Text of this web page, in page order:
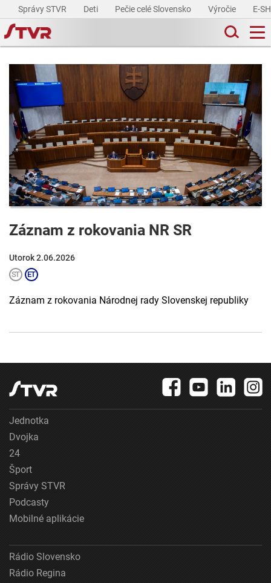
Správy STVR Deti Pečie celé Slovensko Výročie E-
Záznam z rokovania NR SR
Utorok 2.06.2026
Záznam z rokovania Národnej rady Slovenskej republiky
Jednotka
Dvojka
24
Šport
Správy STVR
Podcasty
Mobilné aplikácie
Rádio Slovensko
Rádio Regina